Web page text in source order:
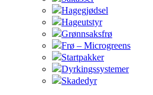
Hagegjødsel
Hageutstyr
Grønnsaksfrø
Frø – Microgreens
Startpakker
Dyrkingssystemer
Skadedyr